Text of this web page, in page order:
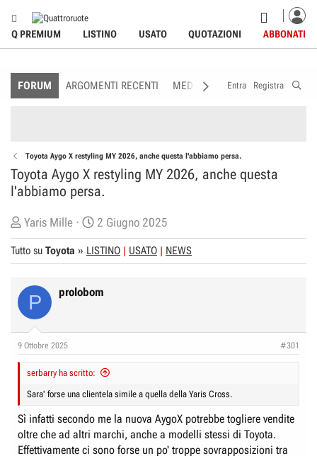
Q PREMIUM LISTINO USATO QUOTAZIONI ABBONATI
FORUM ARGOMENTI RECENTI MEDIA MEMBRI
Entra Registra
Toyota Aygo X restyling MY 2026, anche questa l'abbiamo persa.
Toyota Aygo X restyling MY 2026, anche questa
l'abbiamo persa.
C
r
e
t
e
s
u
s
Yaris Mille
D
a
t
d
z
i
2 Giugno 2025
Tutto su Toyota » LISTINO USATO NEWS
P prolobom
9 Ottobre 2025 #301
serbarry ha scritto:
Sara' forse una clientela simile a quella della Yaris Cross.
Sì infatti secondo me la nuova AygoX potrebbe togliere vendite
oltre che ad altri marchi, anche a modelli stessi di Toyota.
Effettivamente ci sono forse un po' troppe sovrapposizioni tra